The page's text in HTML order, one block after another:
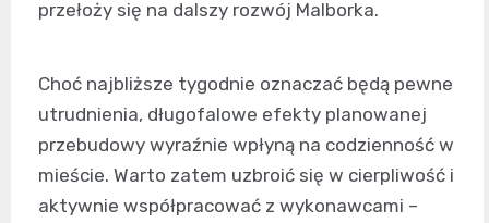
przełoży się na dalszy rozwój Malborka.
Choć najbliższe tygodnie oznaczać będą pewne
utrudnienia, długofalowe efekty planowanej
przebudowy wyraźnie wpłyną na codzienność w
mieście. Warto zatem uzbroić się w cierpliwość i
aktywnie współpracować z wykonawcami –